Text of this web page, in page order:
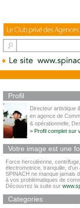
Profil
Directeur artistique
en agence de
& opérationnelle,
> Profil complet sur
Votre image est une
Force herculéenne,
électromotrice, tranquille, d'un
SPINACH ne manque jamais
à vos problématiques de
Découvrez la suite sur
Categories